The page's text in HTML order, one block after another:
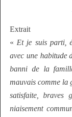
Extrait
«Et je suis parti,
avec une habitude
banni de la
mauvais comme la
satisfaite, braves
niaisement